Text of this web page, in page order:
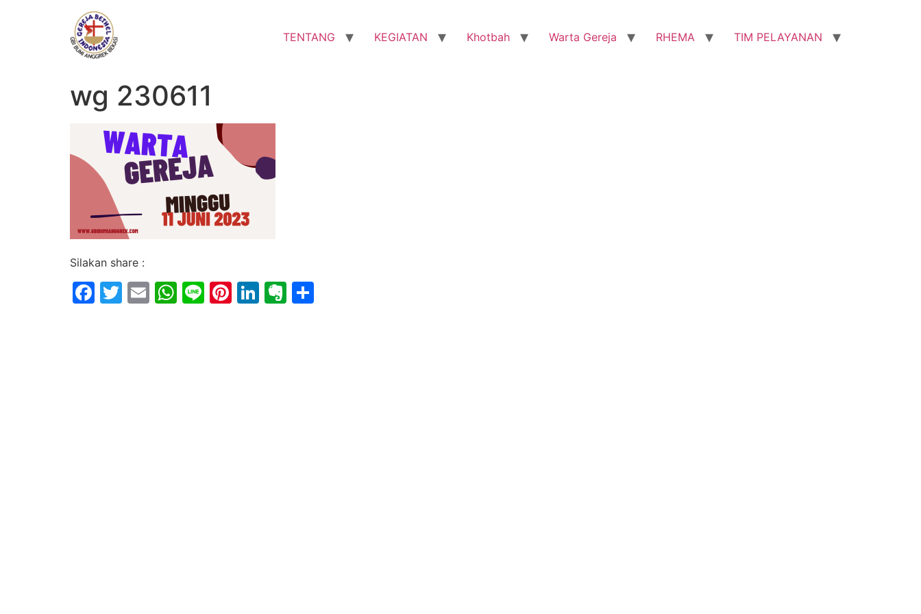
TENTANG KEGIATAN Khotbah Warta Gereja RHEMA TIM PELAYANAN
wg 230611
Silakan share :
Facebook
Twitter
EmailWhatsApp
LinePinterest
LinkedIn
Evernote